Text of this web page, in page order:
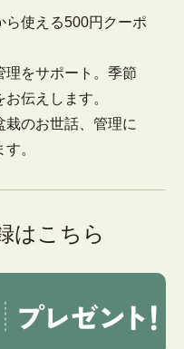
ら使える500円クーポ
理をサポート。季節
伝えします。
栽のお世話、管理に
。
はこちら